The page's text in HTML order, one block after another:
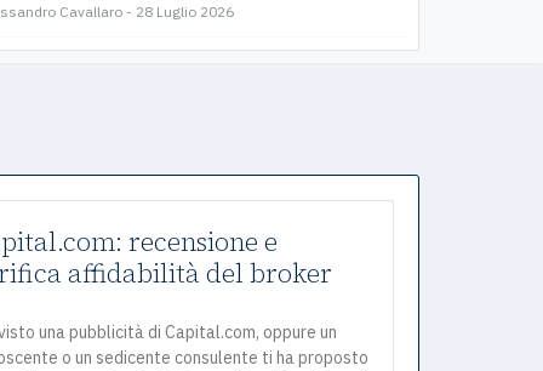
Cavallaro 28 Luglio 2026
recensione e
affidabilità del broker
una pubblicità di Capital.com, oppure un
o un sedicente consulente ti ha proposto